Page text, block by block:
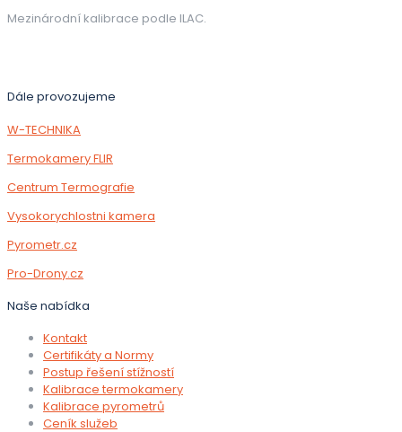
Mezinárodní kalibrace podle ILAC.
Dále provozujeme
W-TECHNIKA
Termokamery FLIR
Centrum Termografie
Vysokorychlostni kamera
Pyrometr.cz
Pro-Drony.cz
Naše nabídka
Kontakt
Certifikáty a Normy
Postup řešení stížností
Kalibrace termokamery
Kalibrace pyrometrů
Ceník služeb